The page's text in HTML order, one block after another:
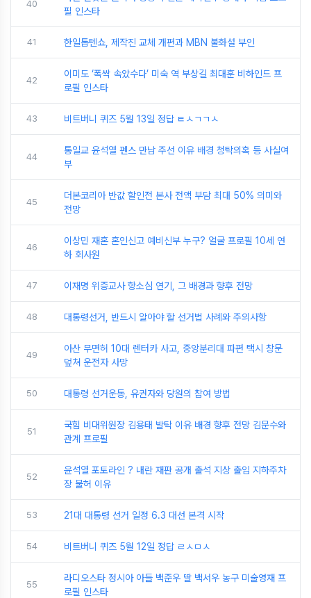
40
필 인스타
41 한일톱텐쇼, 제작진 교체 개편과 MBN 불화설 부인
42
이미도 ‘폭싹 속았수다’ 미숙 역 부상길 최대훈 비하인드 프
로필 인스타
43 비트버니 퀴즈 5월 13일 정답 ㅌㅅㄱㄱㅅ
44
통일교 윤석열 펜스 만남 주선 이유 배경 청탁의혹 등 사실여
부
45
더본코리아 반값 할인전 본사 전액 부담 최대 50% 의미와
전망
46
이상민 재혼 혼인신고 예비신부 누구? 얼굴 프로필 10세 연
하 회사원
47 이재명 위증교사 항소심 연기, 그 배경과 향후 전망
48 대통령선거, 반드시 알아야 할 선거법 사례와 주의사항
49
아산 무면허 10대 렌터카 사고, 중앙분리대 파편 택시 창문
덮쳐 운전자 사망
50 대통령 선거운동, 유권자와 당원의 참여 방법
51
국힘 비대위원장 김용태 발탁 이유 배경 향후 전망 김문수와
관계 프로필
52
윤석열 포토라인 ? 내란 재판 공개 출석 지상 출입 지하주차
장 불허 이유
53 21대 대통령 선거 일정 6.3 대선 본격 시작
54 비트버니 퀴즈 5월 12일 정답 ㄹㅅㅁㅅ
55
라디오스타 정시아 아들 백준우 딸 백서우 농구 미술영재 프
로필 인스타